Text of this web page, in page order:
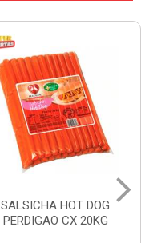
SALSICHA HOT DOG
PERDIGAO CX 20KG